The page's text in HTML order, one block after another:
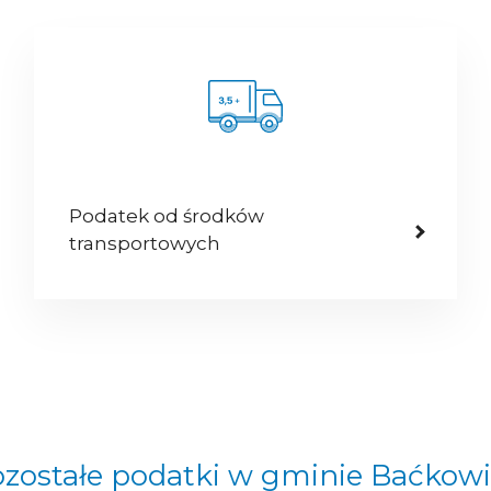
Podatek od środków
transportowych
podatki w gminie